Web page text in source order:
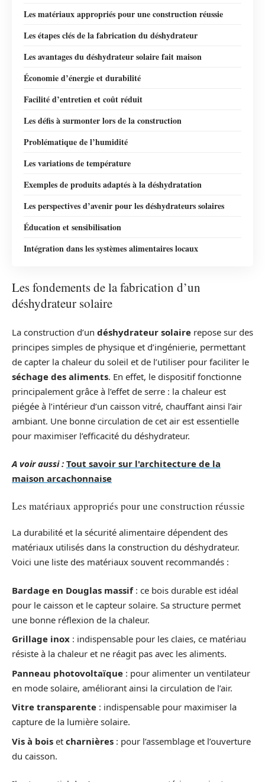
Les matériaux appropriés pour une construction réussie
Les étapes clés de la fabrication du déshydrateur
Les avantages du déshydrateur solaire fait maison
Économie d’énergie et durabilité
Facilité d’entretien et coût réduit
Les défis à surmonter lors de la construction
Problématique de l’humidité
Les variations de température
Exemples de produits adaptés à la déshydratation
Les perspectives d’avenir pour les déshydrateurs solaires
Éducation et sensibilisation
Intégration dans les systèmes alimentaires locaux
Les fondements de la fabrication d’un
déshydrateur solaire
La construction d’un déshydrateur solaire repose sur des
principes simples de physique et d’ingénierie, permettant
de capter la chaleur du soleil et de l’utiliser pour faciliter le
séchage des aliments. En effet, le dispositif fonctionne
principalement grâce à l’effet de serre : la chaleur est
piégée à l’intérieur d’un caisson vitré, chauffant ainsi l’air
ambiant. Une bonne circulation de cet air est essentielle
pour maximiser l’efficacité du déshydrateur.
A voir aussi : Tout savoir sur l'architecture de la
maison arcachonnaise
Les matériaux appropriés pour une construction réussie
La durabilité et la sécurité alimentaire dépendent des
matériaux utilisés dans la construction du déshydrateur.
Voici une liste des matériaux souvent recommandés :
Bardage en Douglas massif: ce bois durable est idéal
pour le caisson et le capteur solaire. Sa structure permet
une bonne réflexion de la chaleur.
Grillage inox : indispensable pour les claies, ce matériau
résiste à la chaleur et ne réagit pas avec les aliments.
Panneau photovoltaïque : pour alimenter un ventilateur
en mode solaire, améliorant ainsi la circulation de l’air.
Vitre transparente : indispensable pour maximiser la
capture de la lumière solaire.
Vis à bois et charnières : pour l’assemblage et l’ouverture
du caisson.